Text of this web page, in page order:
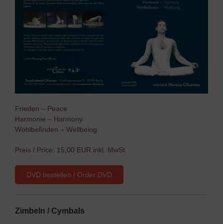
Frieden – Peace
Harmonie – Harmony
Wohlbefinden – Wellbeing
Preis / Price: 15,00 EUR inkl. MwSt
DVD bestellen / Order DVD
Zimbeln / Cymbals